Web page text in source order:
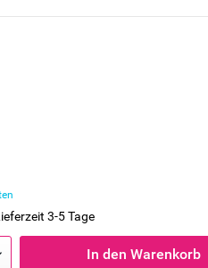
3-5 Tage
In den Warenkorb